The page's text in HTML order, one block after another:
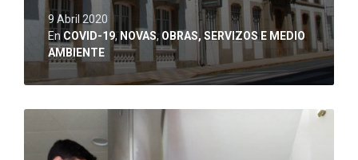
9 Abril 2020
En COVID-19, NOVAS, OBRAS, SERVIZOS E MEDIO
AMBIENTE
Ler